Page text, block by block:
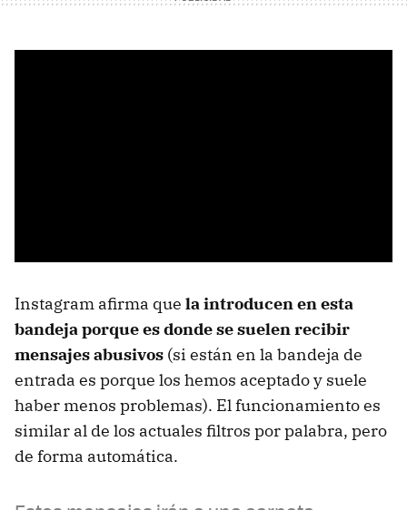
Instagram afirma que la introducen en esta
bandeja porque es donde se suelen recibir
mensajes abusivos (si están en la bandeja de
entrada es porque los hemos aceptado y suele
haber menos problemas). El funcionamiento es
similar al de los actuales filtros por palabra, pero
de forma automática.